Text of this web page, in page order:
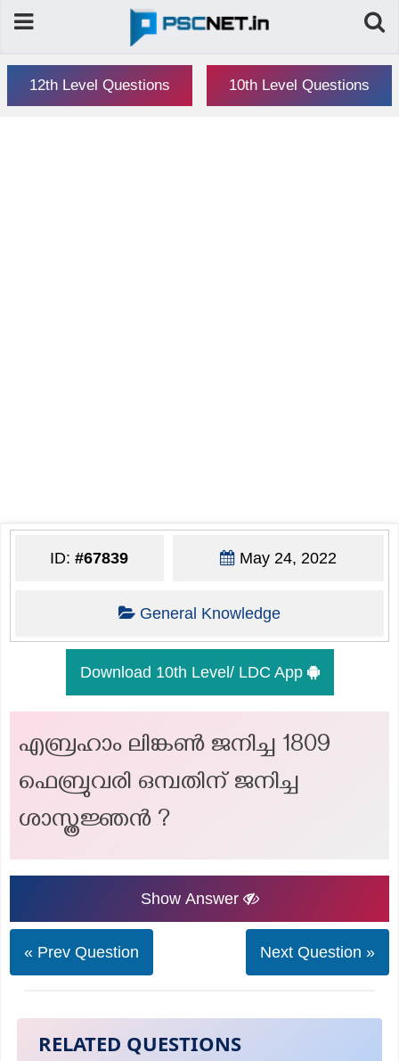
12th Level Questions 10th Level Questions
ID:#67839 May 24, 2022
General Knowledge
Download 10th Level/ LDC App
എബ്രഹാം ലിങ്കൺ ജനിച്ച 1809
ഫെബ്രുവരി ഒമ്പതിന് ജനിച്ച
ശാസ്ത്രജ്ഞൻ ?
Show Answer
« Prev Question Next Question »
RELATED QUESTIONS